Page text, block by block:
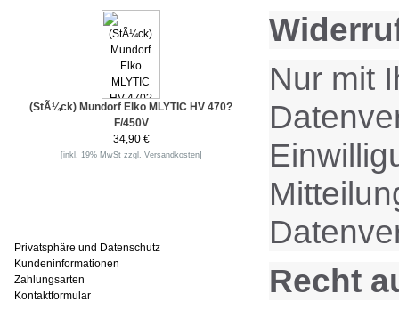
(StÃ¼ck) Mundorf Elko MLYTIC HV 470?
F/450V
34,90 €
[inkl. 19% MwSt zzgl. Versandkosten]
Privatsphäre und Datenschutz
Kundeninformationen
Zahlungsarten
Kontaktformular
Nur mit
Recht